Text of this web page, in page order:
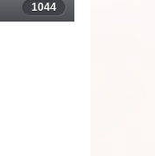
1044